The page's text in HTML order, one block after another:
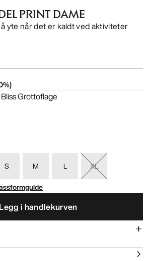
PRINT DAME
yte når det er kaldt ved aktiviteter
%)
Bliss Grottoflage
S M L
XL
Legg i handlekurven